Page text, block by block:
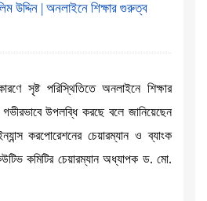
উদ্দিন | অনলাইনে শিক্ষার গুরুত্ব
সৃষ্ট পরিস্থিতিতে অনলাইনে শিক্ষার
উপলব্ধি করছে বলে জানিয়েছেন
করপোরেশনের চেয়ারম্যান ও ব্যাংক
কমিটির চেয়ারম্যান অধ্যাপক ড. মো.